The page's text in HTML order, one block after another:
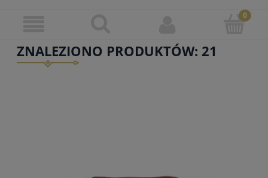
ZNALEZIONO PRODUKTÓW: 21